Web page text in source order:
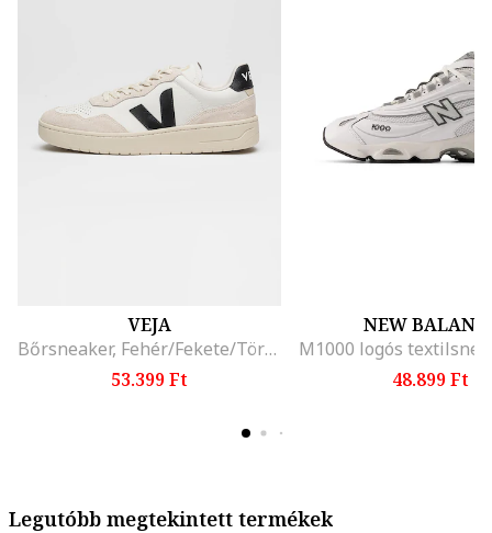
VEJA
Bőrsneaker, Fehér/Fekete/Törtfehér
53.399 Ft
NEW
48.899 Ft
Legutóbb megtekintett termékek